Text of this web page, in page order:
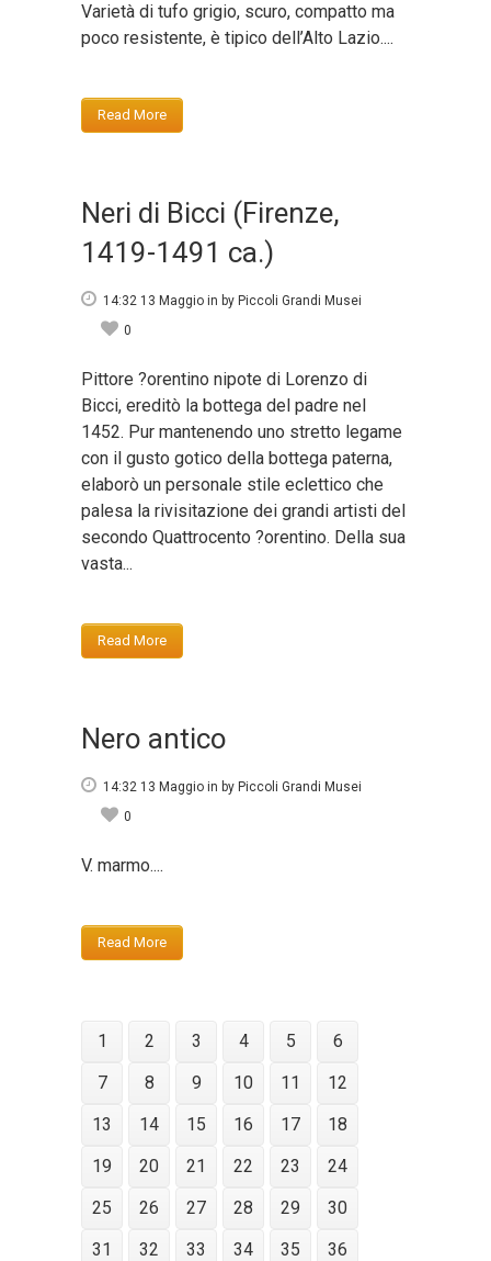
Varietà di tufo grigio, scuro, compatto ma
poco resistente, è tipico dell’Alto Lazio....
Read More
Neri di Bicci (Firenze,
1419-1491 ca.)
14:32 13 Maggio in by Piccoli Grandi Musei
0
Pittore ?orentino nipote di Lorenzo di
Bicci, ereditò la bottega del padre nel
1452. Pur mantenendo uno stretto legame
con il gusto gotico della bottega paterna,
elaborò un personale stile eclettico che
palesa la rivisitazione dei grandi artisti del
secondo Quattrocento ?orentino. Della sua
vasta...
Read More
Nero antico
14:32 13 Maggio in by Piccoli Grandi Musei
0
V. marmo....
Read More
1 2 3 4 5
6
7
8 9 10 11
12
13
14 15 16 17
18
19
20 21 22 23
24
25
26 27 28 29
30
31
32 33 34 35
36